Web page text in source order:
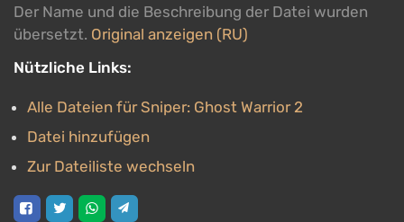
Der Name und die Beschreibung der Datei wurden
übersetzt. Original anzeigen (RU)
Nützliche Links:
Alle Dateien für Sniper: Ghost Warrior 2
Datei hinzufügen
Zur Dateiliste wechseln